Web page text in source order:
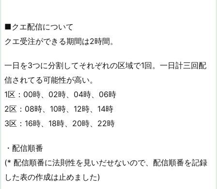
■クエ配信について
クエ受注ができる期間は2時間。
一日を3つに分割してそれぞれの区域で1回。一日計三回配
信されてる可能性が高い。
1区：00時、02時、04時、06時
2区：08時、10時、12時、14時
3区：16時、18時、20時、22時
・配信順番
(* 配信順番に法則性を見いだせないので、配信順番を記録
した表の作成は止めました)